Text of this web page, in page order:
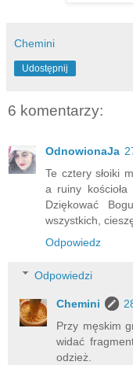
Chemini
Udostępnij
6 komentarzy:
OdnowionaJa
Te cztery słoiki
a ruiny kościoła
Dziękować
wszystkich,
Odpowiedz
Odpowiedzi
Chemini
Przy męskim
widać
odzież.